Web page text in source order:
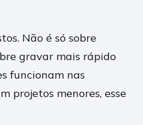
Não é só sobre
gravar mais rápido
funcionam nas
projetos menores, esse